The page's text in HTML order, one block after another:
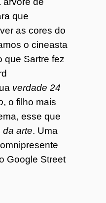
que
as cores do
o cineasta
que Sartre fez
verdade 24
, o filho mais
esse que
da arte. Uma
Google Street